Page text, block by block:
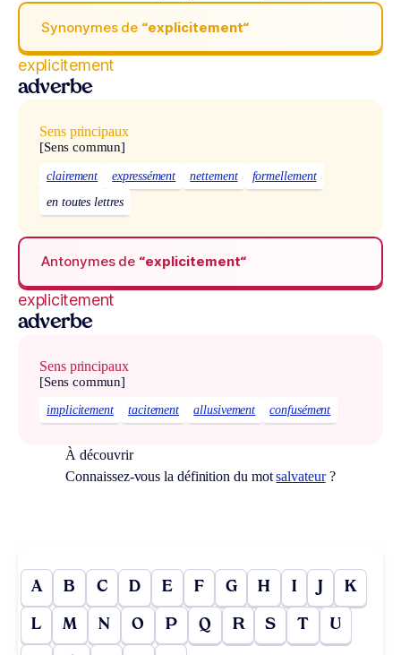
Synonymes de “explicitement“
explicitement
adverbe
Sens principaux
[Sens commun]
clairement expressément nettement
formellement
en toutes lettres
Antonymes de “explicitement“
explicitement
adverbe
Sens principaux
[Sens commun]
implicitement tacitement allusivement confusément
À découvrir
Connaissez-vous la définition du motsalvateur?
A B C D E F G H I J K
L M N O P Q R S T U